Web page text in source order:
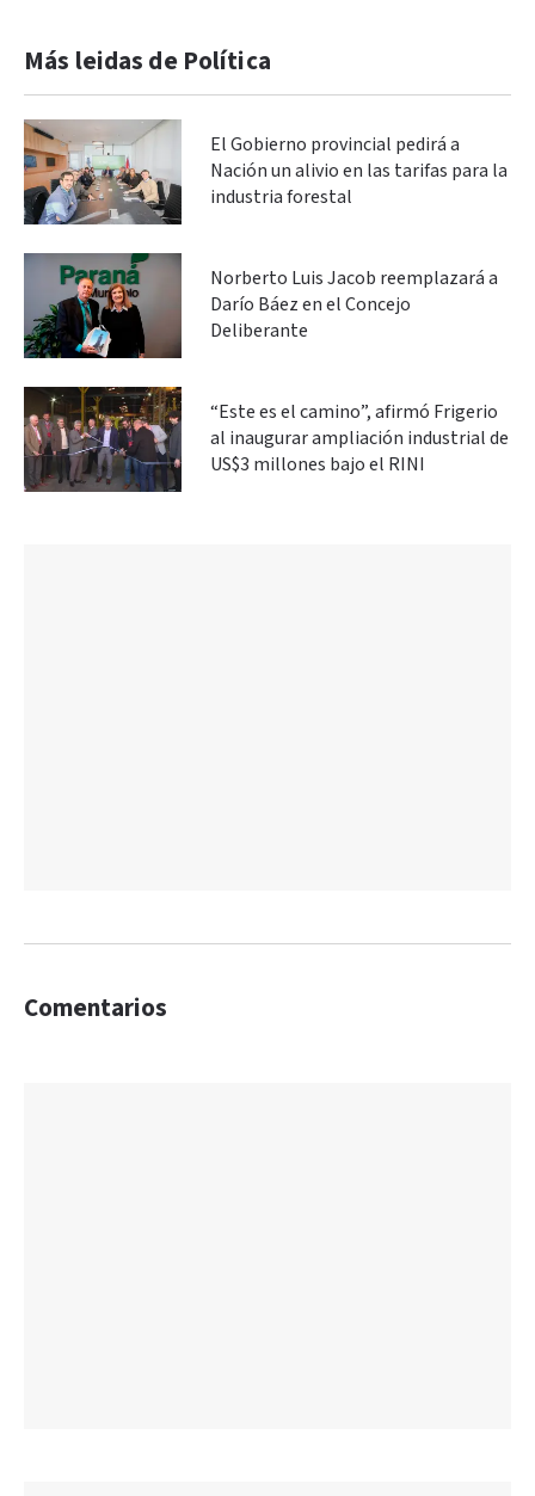
Más leidas de Política
El Gobierno provincial pedirá a
Nación un alivio en las tarifas para la
industria forestal
Norberto Luis Jacob reemplazará a
Darío Báez en el Concejo
Deliberante
“Este es el camino”, afirmó Frigerio
al inaugurar ampliación industrial de
US$3 millones bajo el RINI
Comentarios